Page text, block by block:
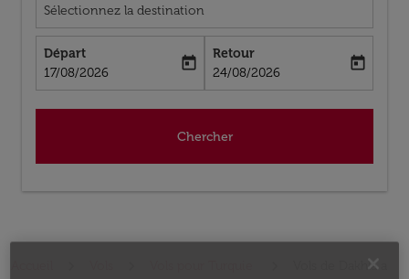
Sélectionnez la destination
Départ
fc-booking-departure-date-aria-label
17/08/2026
today
Retour
fc-booking-return-date-aria-label
24/08/2026
today
Chercher
Vols de Dakhla a